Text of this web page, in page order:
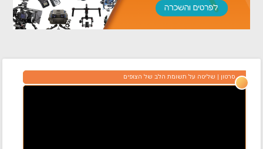
סרטון שליטה על תשומת הלב של הצופים